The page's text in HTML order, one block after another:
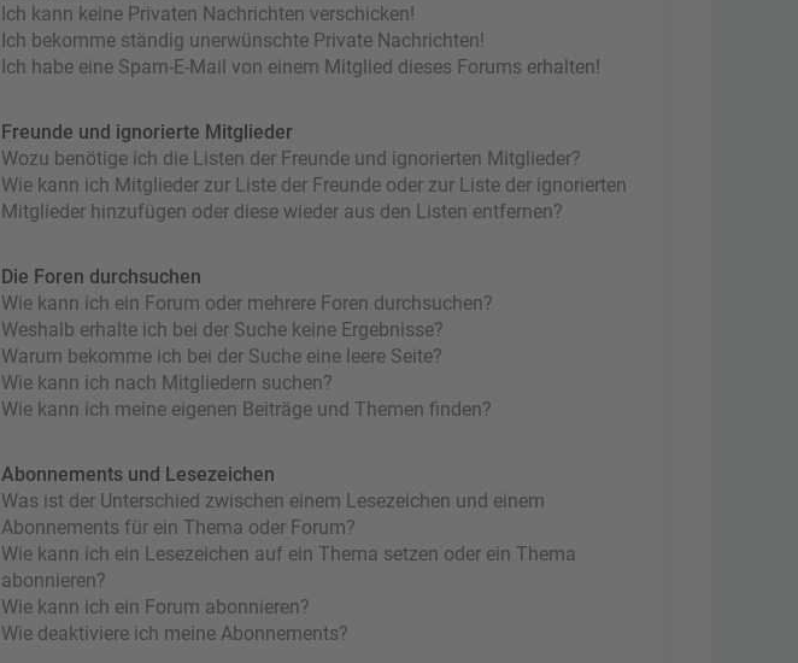
Ich kann keine Privaten Nachrichten verschicken!
Ich bekomme ständig unerwünschte Private Nachrichten!
Ich habe eine Spam-E-Mail von einem Mitglied dieses Forums erhalten!
Freunde und ignorierte Mitglieder
Wozu benötige ich die Listen der Freunde und ignorierten Mitglieder?
Wie kann ich Mitglieder zur Liste der Freunde oder zur Liste der ignorierten
Mitglieder hinzufügen oder diese wieder aus den Listen entfernen?
Die Foren durchsuchen
Wie kann ich ein Forum oder mehrere Foren durchsuchen?
Weshalb erhalte ich bei der Suche keine Ergebnisse?
Warum bekomme ich bei der Suche eine leere Seite?
Wie kann ich nach Mitgliedern suchen?
Wie kann ich meine eigenen Beiträge und Themen finden?
Abonnements und Lesezeichen
Was ist der Unterschied zwischen einem Lesezeichen und einem
Abonnements für ein Thema oder Forum?
Wie kann ich ein Lesezeichen auf ein Thema setzen oder ein Thema
abonnieren?
Wie kann ich ein Forum abonnieren?
Wie deaktiviere ich meine Abonnements?